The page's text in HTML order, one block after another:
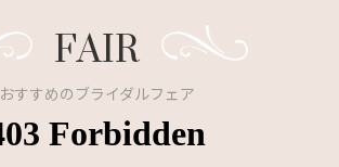
FAIR
おすすめのブライダルフェア